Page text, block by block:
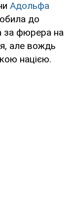
Адольфа
до
фюрера на
але вождь
нацією.